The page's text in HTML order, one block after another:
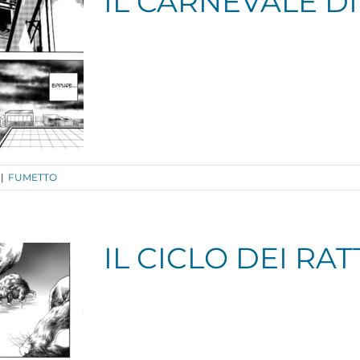
| FUMETTO
IL CICLO DEI